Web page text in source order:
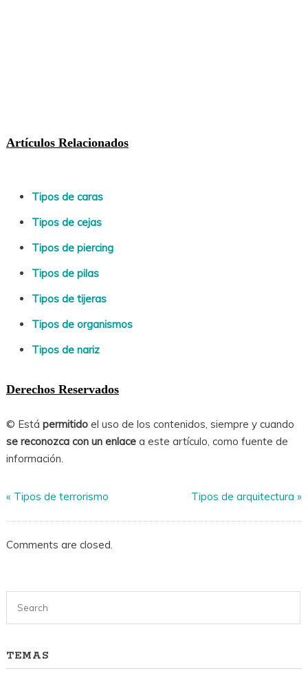
Artículos Relacionados
Tipos de caras
Tipos de cejas
Tipos de piercing
Tipos de pilas
Tipos de tijeras
Tipos de organismos
Tipos de nariz
Derechos Reservados
© Está permitidoel uso de los contenidos, siempre y cuando
se reconozca con un enlacea este artículo, como fuente de
información.
« Tipos de terrorismo Tipos de arquitectura »
Comments are closed.
TEMAS